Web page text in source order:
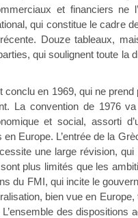
et financiers
qui constitue le cadre
Douze tableaux,
qui soulignent toute la
en 1969, qui ne
La convention de 1976
et social, assorti
Europe. L’entrée de la
une large révision,
plus limités que les
du FMI, qui incite le
bien vue en
des dispositions